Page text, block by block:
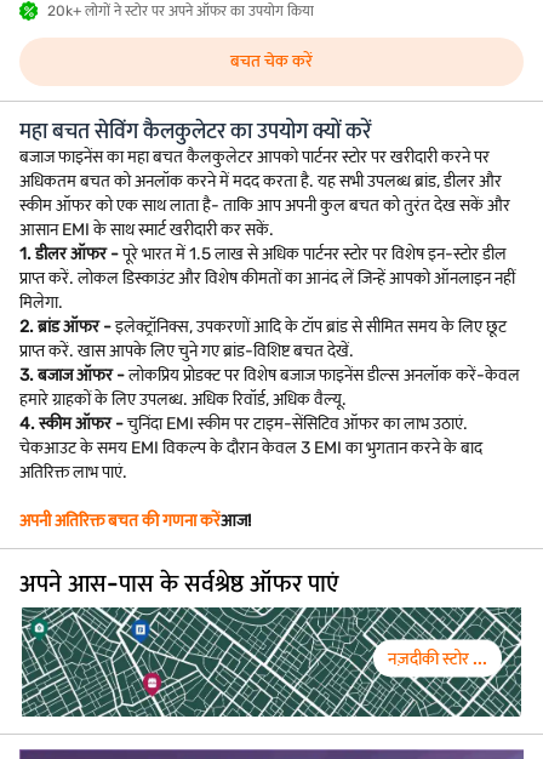
20k+ लोगों ने स्टोर पर अपने ऑफर का उपयोग किया
बचत चेक करें
महा बचत सेविंग कैलकुलेटर का उपयोग क्यों करें
बजाज फाइनेंस का महा बचत कैलकुलेटर आपको पार्टनर स्टोर पर खरीदारी करने पर
अधिकतम बचत को अनलॉक करने में मदद करता है. यह सभी उपलब्ध ब्रांड, डीलर और
स्कीम ऑफर को एक साथ लाता है- ताकि आप अपनी कुल बचत को तुरंत देख सकें और
आसान EMI के साथ स्मार्ट खरीदारी कर सकें.
1. डीलर ऑफर -पूरे भारत में 1.5 लाख से अधिक पार्टनर स्टोर पर विशेष इन-स्टोर डील
प्राप्त करें. लोकल डिस्काउंट और विशेष कीमतों का आनंद लें जिन्हें आपको ऑनलाइन नहीं
मिलेगा.
2. ब्रांड ऑफर -इलेक्ट्रॉनिक्स, उपकरणों आदि के टॉप ब्रांड से सीमित समय के लिए छूट
प्राप्त करें. खास आपके लिए चुने गए ब्रांड-विशिष्ट बचत देखें.
3. बजाज ऑफर -लोकप्रिय प्रोडक्ट पर विशेष बजाज फाइनेंस डील्स अनलॉक करें-केवल
हमारे ग्राहकों के लिए उपलब्ध. अधिक रिवॉर्ड, अधिक वैल्यू.
4. स्कीम ऑफर -चुनिंदा EMI स्कीम पर टाइम-सेंसिटिव ऑफर का लाभ उठाएं.
चेकआउट के समय EMI विकल्प के दौरान केवल 3 EMI का भुगतान करने के बाद
अतिरिक्त लाभ पाएं.
अपनी अतिरिक्त बचत की गणना करेंआज!
अपने आस-पास के सर्वश्रेष्ठ ऑफर पाएं
नज़दीकी स्टोर ...